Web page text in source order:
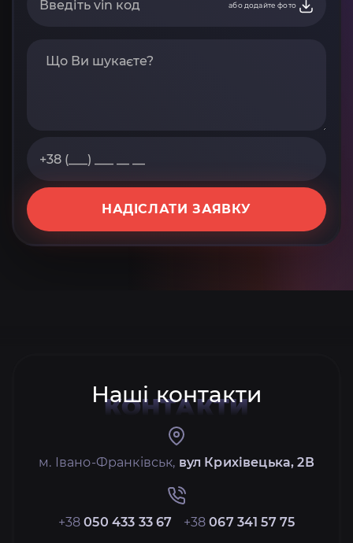
або додайте фото
НАДІСЛАТИ ЗАЯВКУ
Наші контакти
КОНТАКТИ
м. Івано-Франківськ, вул Крихівецька, 2В
+38050 433 33 67 +38067 341 57 75